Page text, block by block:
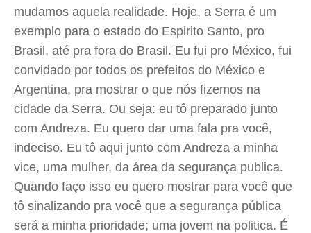
mudamos aquela realidade. Hoje, a Serra é um
exemplo para o estado do Espirito Santo, pro
Brasil, até pra fora do Brasil. Eu fui pro México, fui
convidado por todos os prefeitos do México e
Argentina, pra mostrar o que nós fizemos na
cidade da Serra. Ou seja: eu tô preparado junto
com Andreza. Eu quero dar uma fala pra você,
indeciso. Eu tô aqui junto com Andreza a minha
vice, uma mulher, da área da segurança publica.
Quando faço isso eu quero mostrar para você que
tô sinalizando pra você que a segurança pública
será a minha prioridade; uma jovem na politica. É